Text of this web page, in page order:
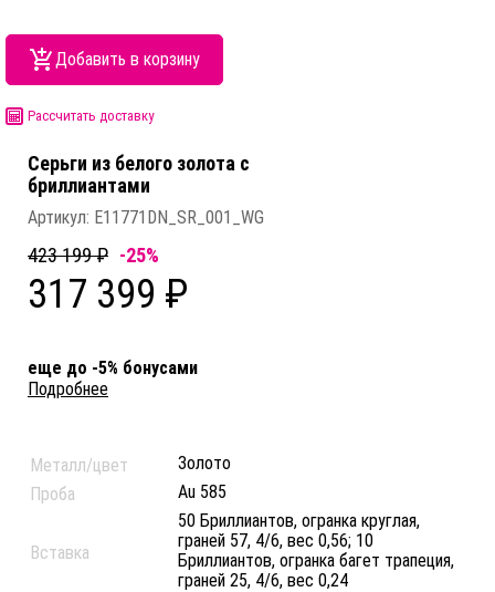
Добавить в корзину
Рассчитать доставку
Серьги из белого золота c
бриллиантами
Артикул: E11771DN_SR_001_WG
423 199 ₽ -25%
317 399 ₽
еще до -5% бонусами
Подробнее
Металл/цвет
Золото
Проба
Au 585
Вставка
50 Бриллиантов, огранка круглая,
граней 57, 4/6, вес 0,56; 10
Бриллиантов, огранка багет трапеция,
граней 25, 4/6, вес 0,24